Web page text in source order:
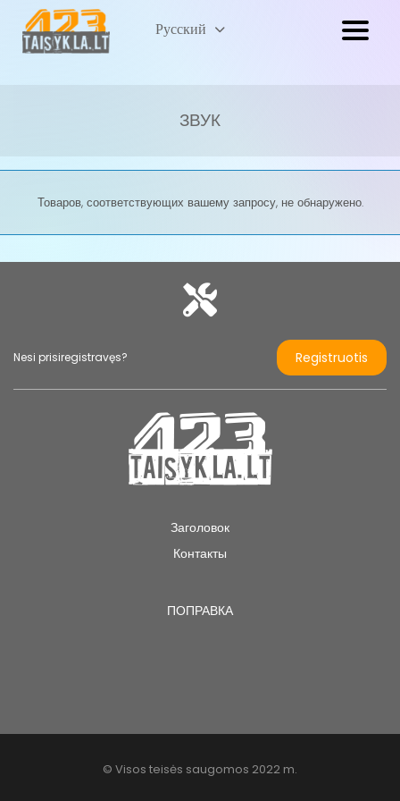
Lietuvių Литовский
Русский
ЗВУК
Товаров, соответствующих вашему запросу, не обнаружено.
Nesi prisiregistravęs? Registruotis
Заголовок
Контакты
ПОПРАВКА
© Visos teisės saugomos 2022 m.